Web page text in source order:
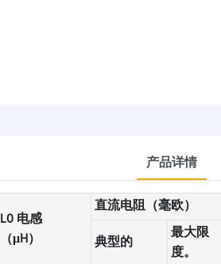
产品详情
L0 电感
（μH）
直流电阻（毫欧）
典型的
最大限
度。